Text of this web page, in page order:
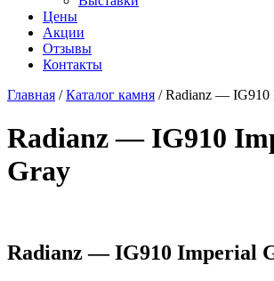
Цены
Акции
Отзывы
Контакты
Главная /Каталог камня /Radianz — IG910
Radianz — IG910
Gray
Radianz — IG910 Imperial